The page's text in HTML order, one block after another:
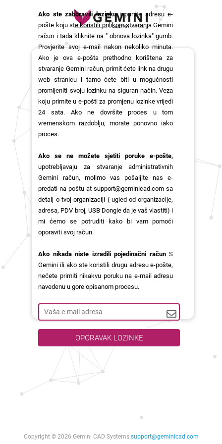
Ako ste zaboravili lozinkuispunite adresu e-
pošte koju ste koristili prilikom stvaranja Gemini
račun i tada kliknite na " obnova lozinka" gumb.
Provjerite svoj e-mail nakon nekoliko minuta.
Ako je ova e-pošta prethodno korištena za
stvaranje Gemini račun, primit ćete link na drugu
web stranicu i tamo ćete biti u mogućnosti
promijeniti svoju lozinku na siguran način. Veza
koju primite u e-pošti za promjenu lozinke vrijedi
24 sata. Ako ne dovršite proces u tom
vremenskom razdoblju, morate ponovno iako
proces.
Ako se ne možete sjetiti poruke e-pošte,
upotrebljavaju za stvaranje administrativnih
Gemini račun, molimo vas pošaljite nas e-
predati na poštu atsupport@geminicad.com sa
detalj o tvoj organizaciji ( ugled od organizacije,
adresa, PDV broj, USB Dongle da je vaš vlastiti) i
mi ćemo se potruditi kako bi vam pomoći
oporaviti svoj račun.
Ako nikada niste izradili pojedinačni računS
Gemini ili ako ste koristili drugu adresu e-pošte,
nećete primiti nikakvu poruku na e-mail adresu
navedenu u gore opisanom procesu.
OPORAVAK LOZINKE
Copyright © 2026 Gemini CAD Systems support@geminicad.com